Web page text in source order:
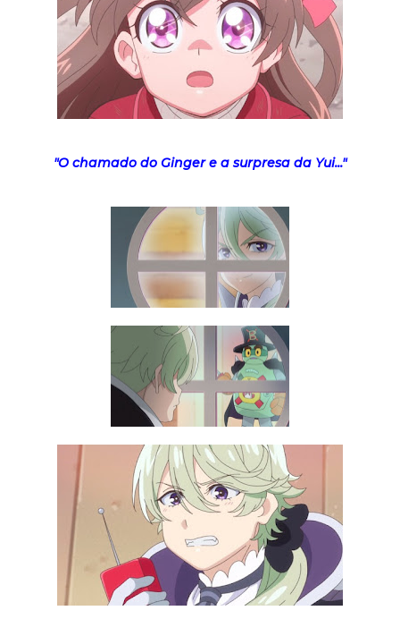
"O chamado do Ginger e a surpresa da Yui..."